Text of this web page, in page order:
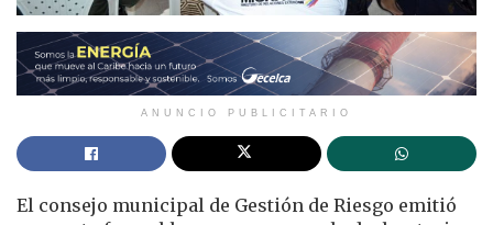
ANUNCIO PUBLICITARIO
El consejo municipal de Gestión de Riesgo emitió